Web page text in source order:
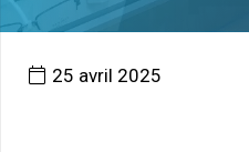
25 avril 2025